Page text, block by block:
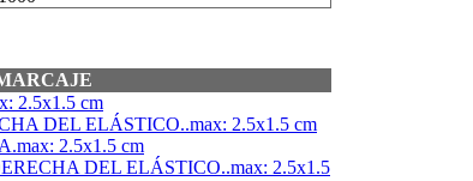
2.5x1.5 cm
DEL ELÁSTICO..max: 2.5x1.5 cm
2.5x1.5 cm
DEL ELÁSTICO..max: 2.5x1.5